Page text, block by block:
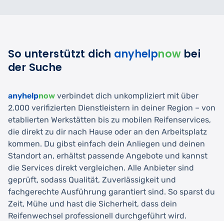
So unterstützt dich anyhelpnow bei
der Suche
anyhelpnow verbindet dich unkompliziert mit über
2.000 verifizierten Dienstleistern in deiner Region – von
etablierten Werkstätten bis zu mobilen Reifenservices,
die direkt zu dir nach Hause oder an den Arbeitsplatz
kommen. Du gibst einfach dein Anliegen und deinen
Standort an, erhältst passende Angebote und kannst
die Services direkt vergleichen. Alle Anbieter sind
geprüft, sodass Qualität, Zuverlässigkeit und
fachgerechte Ausführung garantiert sind. So sparst du
Zeit, Mühe und hast die Sicherheit, dass dein
Reifenwechsel professionell durchgeführt wird.